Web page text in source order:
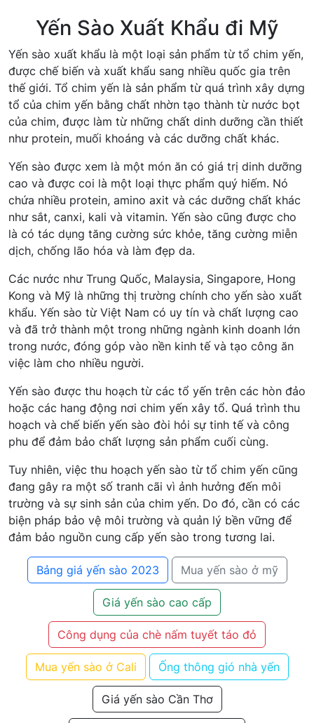
Yến Sào Xuất Khẩu đi Mỹ
Yến sào xuất khẩu là một loại sản phẩm từ tổ chim yến,
được chế biến và xuất khẩu sang nhiều quốc gia trên
thế giới. Tổ chim yến là sản phẩm từ quá trình xây dựng
tổ của chim yến bằng chất nhờn tạo thành từ nước bọt
của chim, được làm từ những chất dinh dưỡng cần thiết
như protein, muối khoáng và các dưỡng chất khác.
Yến sào được xem là một món ăn có giá trị dinh dưỡng
cao và được coi là một loại thực phẩm quý hiếm. Nó
chứa nhiều protein, amino axit và các dưỡng chất khác
như sắt, canxi, kali và vitamin. Yến sào cũng được cho
là có tác dụng tăng cường sức khỏe, tăng cường miễn
dịch, chống lão hóa và làm đẹp da.
Các nước như Trung Quốc, Malaysia, Singapore, Hong
Kong và Mỹ là những thị trường chính cho yến sào xuất
khẩu. Yến sào từ Việt Nam có uy tín và chất lượng cao
và đã trở thành một trong những ngành kinh doanh lớn
trong nước, đóng góp vào nền kinh tế và tạo công ăn
việc làm cho nhiều người.
Yến sào được thu hoạch từ các tổ yến trên các hòn đảo
hoặc các hang động nơi chim yến xây tổ. Quá trình thu
hoạch và chế biến yến sào đòi hỏi sự tinh tế và công
phu để đảm bảo chất lượng sản phẩm cuối cùng.
Tuy nhiên, việc thu hoạch yến sào từ tổ chim yến cũng
đang gây ra một số tranh cãi vì ảnh hưởng đến môi
trường và sự sinh sản của chim yến. Do đó, cần có các
biện pháp bảo vệ môi trường và quản lý bền vững để
đảm bảo nguồn cung cấp yến sào trong tương lai.
Bảng giá yến sào 2023 Mua yến sào ở mỹ
Giá yến sào cao cấp
Công dụng của chè nấm tuyết táo đỏ
Mua yến sào ở Cali Ống thông gió nhà yến
Giá yến sào Cần Thơ